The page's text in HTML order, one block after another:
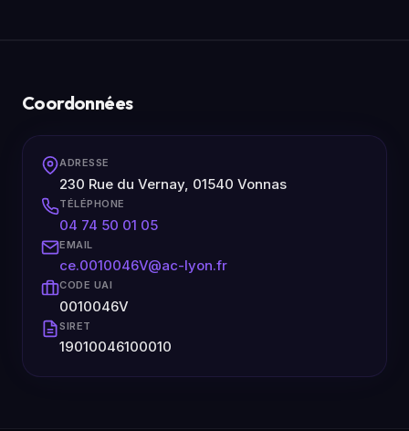
Coordonnées
ADRESSE
230 Rue du Vernay, 01540 Vonnas
TÉLÉPHONE
04 74 50 01 05
EMAIL
ce.0010046V@ac-lyon.fr
CODE UAI
0010046V
SIRET
19010046100010